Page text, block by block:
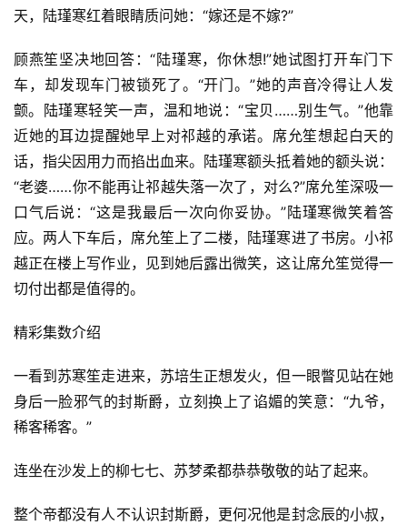
天，陆瑾寒红着眼睛质问她：“嫁还是不嫁?”
顾燕笙坚决地回答：“陆瑾寒，你休想!”她试图打开车门下
车，却发现车门被锁死了。“开门。”她的声音冷得让人发
颤。陆瑾寒轻笑一声，温和地说：“宝贝……别生气。”他靠
近她的耳边提醒她早上对祁越的承诺。席允笙想起白天的
话，指尖因用力而掐出血来。陆瑾寒额头抵着她的额头说：
“老婆……你不能再让祁越失落一次了，对么?”席允笙深吸一
口气后说：“这是我最后一次向你妥协。”陆瑾寒微笑着答
应。两人下车后，席允笙上了二楼，陆瑾寒进了书房。小祁
越正在楼上写作业，见到她后露出微笑，这让席允笙觉得一
切付出都是值得的。
精彩集数介绍
一看到苏寒笙走进来，苏培生正想发火，但一眼瞥见站在她
身后一脸邪气的封斯爵，立刻换上了谄媚的笑意：“九爷，
稀客稀客。”
连坐在沙发上的柳七七、苏梦柔都恭恭敬敬的站了起来。
整个帝都没有人不认识封斯爵，更何况他是封念辰的小叔，